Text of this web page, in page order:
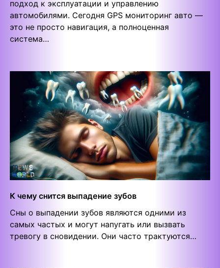
подход к эксплуатации и управлению
автомобилями. Сегодня GPS мониторинг авто —
это не просто навигация, а полноценная
система…
К чему снится выпадение зубов
Сны о выпадении зубов являются одними из
самых частых и могут напугать или вызвать
тревогу в сновидении. Они часто трактуются…